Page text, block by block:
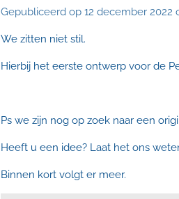
Gepubliceerd op 12 december 2022
We zitten niet stil.
Hierbij het eerste ontwerp voor de
Ps we zijn nog op zoek naar een
Heeft u een idee? Laat het ons
Binnen kort volgt er meer.